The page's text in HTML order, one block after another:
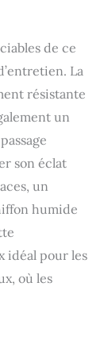
de ce
La
résistante
un
son éclat
un
humide
idéal pour les
où les